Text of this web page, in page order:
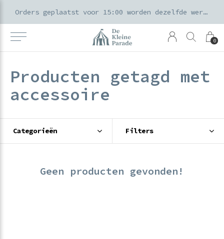
0
Orders geplaatst voor 15:00 worden dezelfde werkdag verzonden
Producten getagd met
accessoire
Categorieën Filters
Geen producten gevonden!